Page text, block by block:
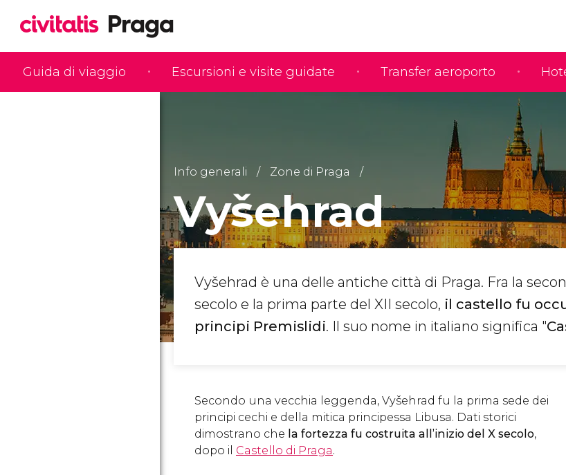
Guida di viaggio Escursioni e visite guidate Transfer aeroporto
Info generali Zone di Praga
Vyšehrad
Vyšehrad è una delle antiche città di Praga. Fra la
secolo e la prima parte del XII secolo, il castello fu
principi Premislidi. Il suo nome in italiano significa "
Secondo una vecchia leggenda, Vyšehrad fu la prima sede dei
principi cechi e della mitica principessa Libusa. Dati storici
dimostrano che la fortezza fu costruita all’inizio del X secolo,
dopo il Castello di Praga.